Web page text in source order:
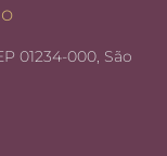
01234-000, São